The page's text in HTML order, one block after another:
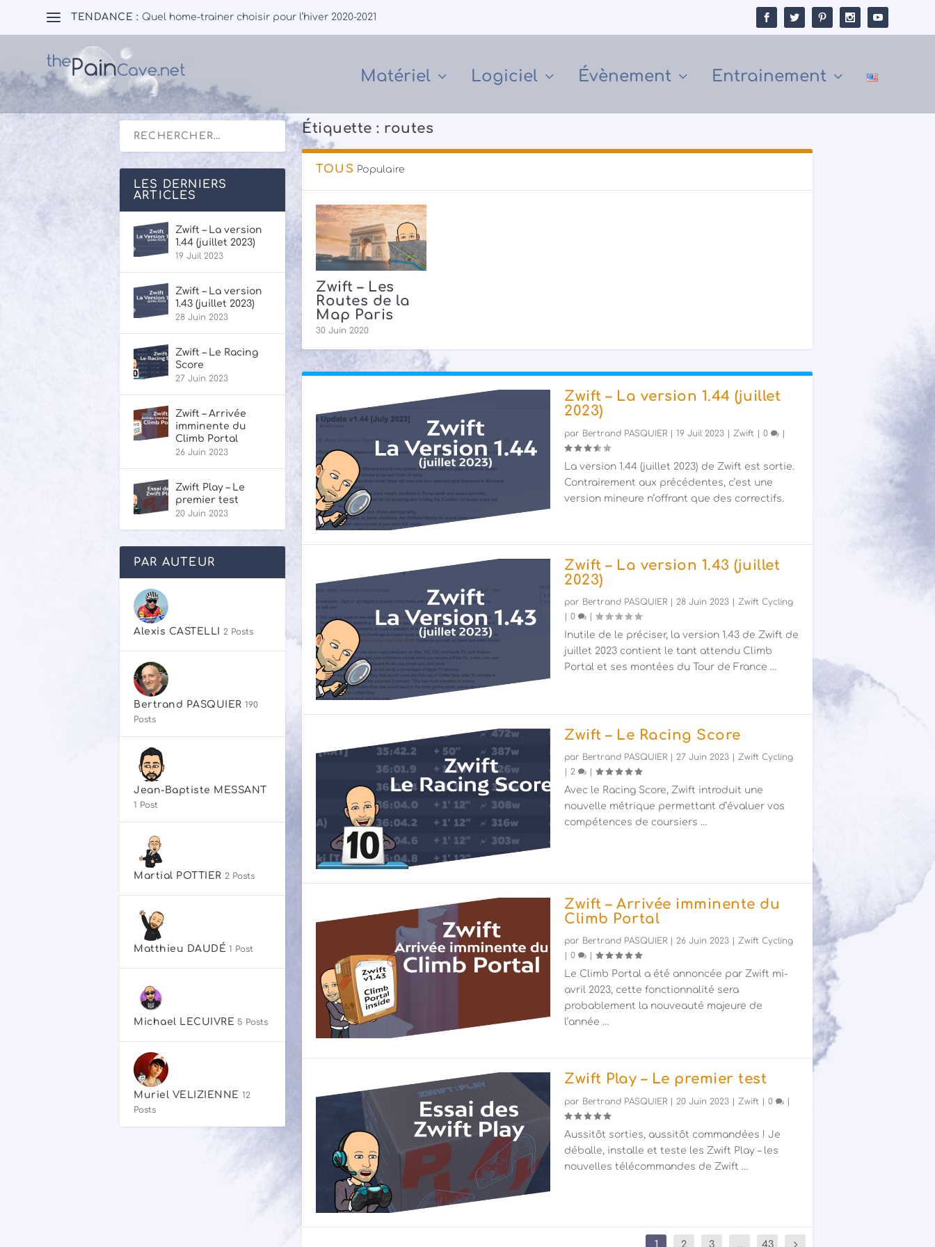
TENDANCE : Quel home-trainer choisir pour l’hiver 2020-2021
Matériel Logiciel Évènement Entrainement
Étiquette : routes
TOUS Populaire
Zwift – Les
Routes de la
Map Paris
30 Juin 2020
Zwift – La version 1.44 (juillet
2023)
par Bertrand PASQUIER 19 Juil 2023 Zwift 0
La version 1.44 (juillet 2023) de Zwift est sortie.
Contrairement aux précédentes, c’est une
version mineure n’offrant que des correctifs.
Zwift – La version 1.43 (juillet
2023)
par Bertrand PASQUIER 28 Juin 2023
Zwift Cycling
0
Inutile de le préciser, la version 1.43 de Zwift de
juillet 2023 contient le tant attendu Climb
Portal et ses montées du Tour de France …
Zwift – Le Racing Score
par Bertrand PASQUIER | 27 Juin 2023 | Zwift Cycling
| 2 |
Avec le Racing Score, Zwift introduit une
nouvelle métrique permettant d’évaluer vos
compétences de coursiers …
Zwift – Arrivée imminente du
Climb Portal
par Bertrand PASQUIER | 26 Juin 2023 | Zwift Cycling
| 0 |
Le Climb Portal a été annoncée par Zwift mi-
avril 2023, cette fonctionnalité sera
probablement la nouveauté majeure de
l’année …
Zwift Play – Le premier test
par Bertrand PASQUIER | 20 Juin 2023 | Zwift | 0 |
Aussitôt sorties, aussitôt commandées ! Je
déballe, installe et teste les Zwift Play – les
nouvelles télécommandes de Zwift …
1 2 3 ... 43
LES DERNIERS
ARTICLES
Zwift – La version
1.44 (juillet 2023)
19 Juil 2023
Zwift – La version
1.43 (juillet 2023)
28 Juin 2023
Zwift – Le Racing
Score
27 Juin 2023
Zwift – Arrivée
imminente du
Climb Portal
26 Juin 2023
Zwift Play – Le
premier test
20 Juin 2023
PAR AUTEUR
Alexis CASTELLI 2 Posts
Bertrand PASQUIER 190
Posts
Jean-Baptiste MESSANT
1 Post
Martial POTTIER 2 Posts
Matthieu DAUDÉ 1 Post
Michael LECUIVRE 5 Posts
Muriel VELIZIENNE 12
Posts